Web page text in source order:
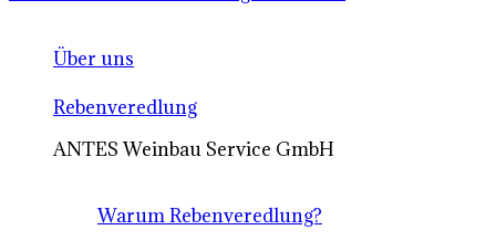
Über uns
Rebenveredlung
ANTES Weinbau Service GmbH
Warum Rebenveredlung?